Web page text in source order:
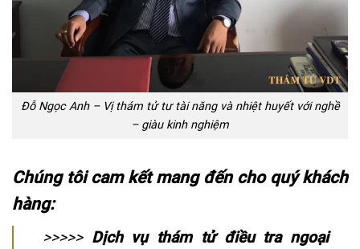
Đỗ Ngọc Anh – Vị thám tử tư tài năng và nhiệt huyết với nghề
– giàu kinh nghiệm
Chúng tôi cam kết mang đến cho quý khách
hàng:
>>>>>Dịch vụ thám tử điều tra ngoại